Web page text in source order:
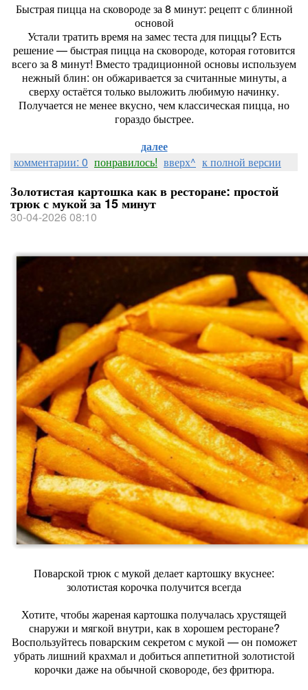
Быстрая пицца на сковороде за 8 минут: рецепт с блинной
основой
Устали тратить время на замес теста для пиццы? Есть
решение — быстрая пицца на сковороде, которая готовится
всего за 8 минут! Вместо традиционной основы используем
нежный блин: он обжаривается за считанные минуты, а
сверху остаётся только выложить любимую начинку.
Получается не менее вкусно, чем классическая пицца, но
гораздо быстрее.
далее
комментарии: 0 понравилось! вверх^ к полной версии
Золотистая картошка как в ресторане: простой
трюк с мукой за 15 минут
30-04-2026 08:10
Поварской трюк с мукой делает картошку вкуснее:
золотистая корочка получится всегда
Хотите, чтобы жареная картошка получалась хрустящей
снаружи и мягкой внутри, как в хорошем ресторане?
Воспользуйтесь поварским секретом с мукой — он поможет
убрать лишний крахмал и добиться аппетитной золотистой
корочки даже на обычной сковороде, без фритюра.